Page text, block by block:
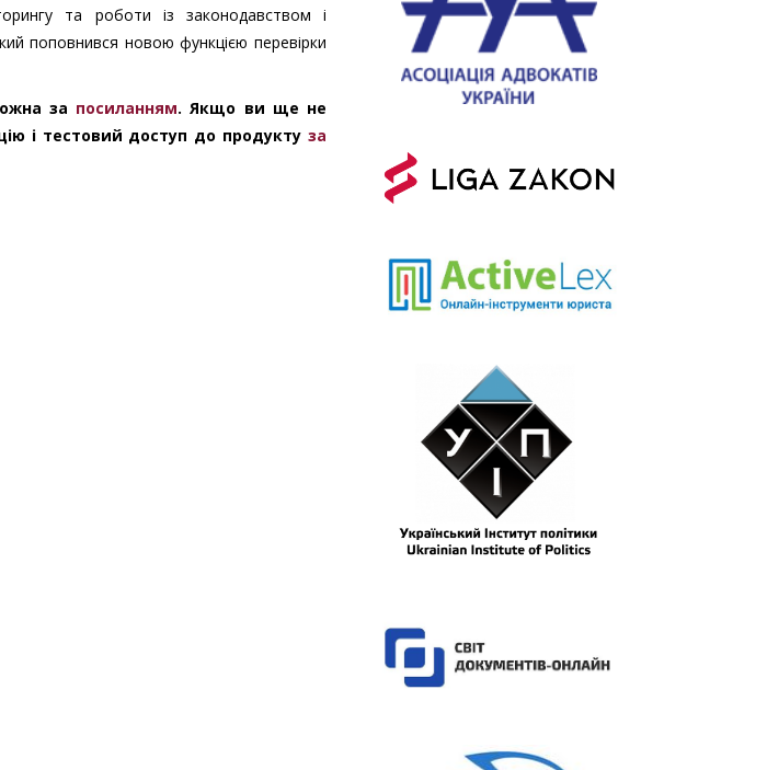
та роботи із законодавством і
поповнився новою функцією перевірки
за посиланням. Якщо ви ще не
і тестовий доступ до продуктуза